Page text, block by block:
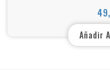
Añadir